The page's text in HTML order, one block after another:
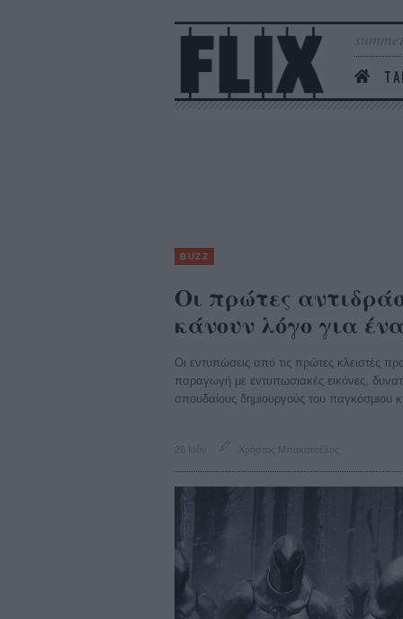
BUZZ
Οι πρώτες
κάνουν λόγο για
Οι εντυπώσεις από τις πρώτες κλειστές
παραγωγή με εντυπωσιακές εικόνες,
σπουδαίους δημιουργούς του παγκόσμιου
26 Ιούν Χρήστος Μπακατσέλος